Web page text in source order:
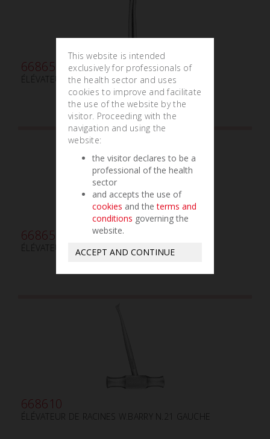
668650
ÉLÉVATEUR DE RACINES HIVER DROITE
668655
ÉLÉVATEUR DE RACINES WINTER 12L GAUCHE
668610
ÉLÉVATEUR DE RACINES W.BARRY N.21 GAUCHE
This website is intended
exclusively for professionals of
the health sector and uses
cookies to improve and facilitate
the use of the website by the
visitor. Proceeding with the
navigation and using the
website:
the visitor declares to be a
professional of the health
sector
and accepts the use of
cookies and theterms and
conditions governing the
website.
ACCEPT AND CONTINUE